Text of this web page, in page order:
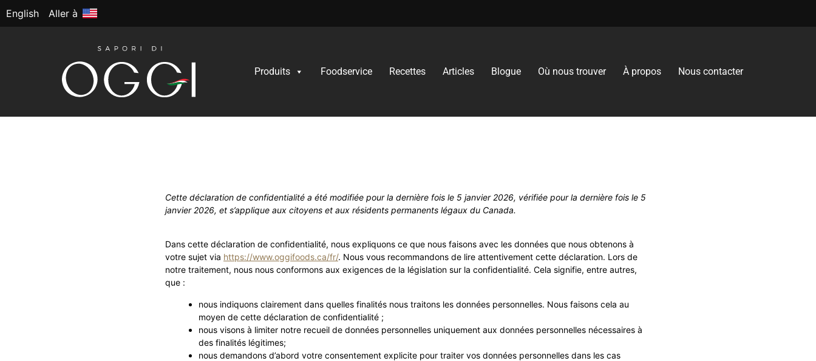
English Aller à
Produits Foodservice Recettes​ Articles Blogue Où nous trouver À propos Nous contacter
Cette déclaration de confidentialité a été modifiée pour la dernière fois le 5 janvier 2026, vérifiée pour la dernière fois le 5
janvier 2026, et s’applique aux citoyens et aux résidents permanents légaux du Canada.
Dans cette déclaration de confidentialité, nous expliquons ce que nous faisons avec les données que nous obtenons à
votre sujet via https://www.oggifoods.ca/fr/. Nous vous recommandons de lire attentivement cette déclaration. Lors de
notre traitement, nous nous conformons aux exigences de la législation sur la confidentialité. Cela signifie, entre autres,
que :
nous indiquons clairement dans quelles finalités nous traitons les données personnelles. Nous faisons cela au
moyen de cette déclaration de confidentialité ;
nous visons à limiter notre recueil de données personnelles uniquement aux données personnelles nécessaires à
des finalités légitimes;
nous demandons d’abord votre consentement explicite pour traiter vos données personnelles dans les cas